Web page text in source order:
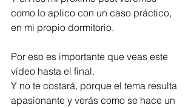
como lo aplico con un caso práctico,
en mi propio dormitorio.
Por eso es importante que veas este
vídeo hasta el final.
Y no te costará, porque el tema resulta
apasionante y verás como se hace un